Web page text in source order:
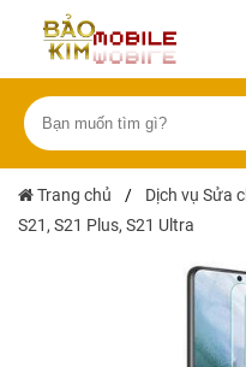
Trang chủ / Dịch vụ Sửa
S21, S21 Plus, S21 Ultra